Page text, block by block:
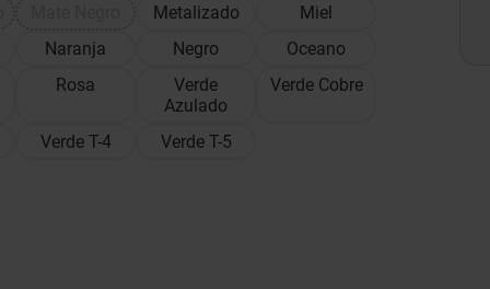
Metalizado
Miel
Naranja Negro
Oceano
Rosa
Verde
Azulado
Verde Cobre
Verde T-4 Verde T-5